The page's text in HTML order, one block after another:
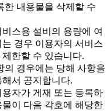
한 내용물을 삭제할 수
스용 설비의 용량에 여
경우 이용자의 서비스
한할 수 있습니다.
경우에는 당해 사항을
서 공지합니다.
자가 게재 또는 등록하
이 다음 각호에 해당한